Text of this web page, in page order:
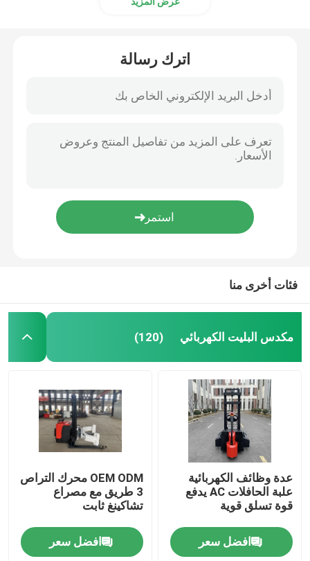
اترك رسالة
فئات أخرى منا
مكدس البليت الكهربائي (120)
عدة وظائف الكهربائية
علبة الحافلات AC يدفع
قوة تسلق قوية
افضل سعر
OEM ODM محرك التراص
3 طريق مع مصراع
تشاكينغ ثابت
افضل سعر